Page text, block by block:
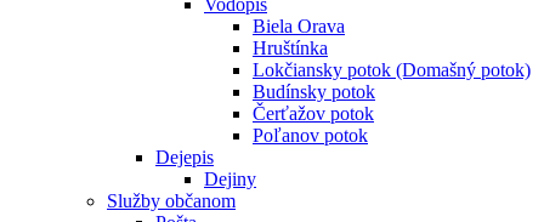
Vodopis
Biela Orava
Hruštínka
Lokčiansky potok (Domašný potok)
Budínsky potok
Čerťažov potok
Poľanov potok
Dejepis
Dejiny
Služby občanom